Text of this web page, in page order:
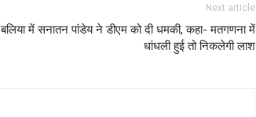
Next article
बलिया में सनातन पांडेय ने डीएम को दी धमकी, कहा- मतगणना में
धांधली हुई तो निकलेगी लाश